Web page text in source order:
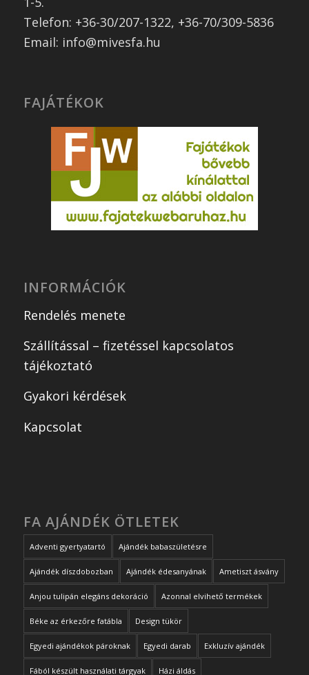
Telefon: +36-30/207-1322, +36-70/309-5836
Email: info@mivesfa.hu
FAJÁTÉKOK
INFORMÁCIÓK
Rendelés menete
Szállítással – fizetéssel kapcsolatos
tájékoztató
Gyakori kérdések
Kapcsolat
FA AJÁNDÉK ÖTLETEK
Adventi gyertyatartó Ajándék babaszületésre
Ajándék díszdobozban Ajándék édesanyának Ametiszt ásvány
Anjou tulipán elegáns dekoráció Azonnal elvihető termékek
Béke az érkezőre fatábla Design tükör
Egyedi ajándékok pároknak Egyedi darab Exkluzív ajándék
Fából készült használati tárgyak Házi áldás